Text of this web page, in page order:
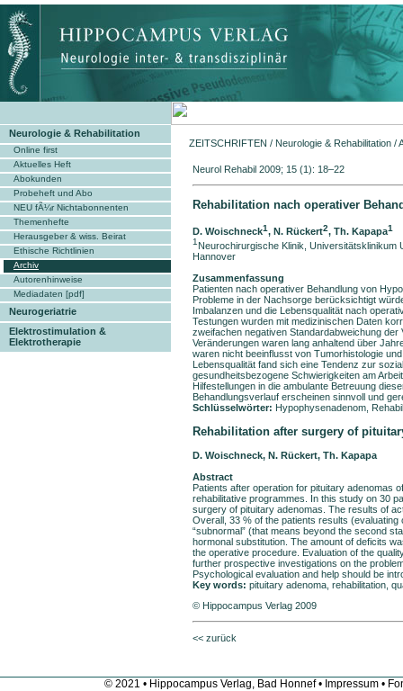
Neurologie & Rehabilitation
Online first
Aktuelles Heft
Abokunden
Probeheft und Abo
NEU fÃ¼r Nichtabonnenten
Themenhefte
Herausgeber & wiss. Beirat
Ethische Richtlinien
Archiv
Autorenhinweise
Mediadaten [pdf]
Neurogeriatrie
Elektrostimulation &
Elektrotherapie
ZEITSCHRIFTEN / Neurologie & Rehabilitation /
Neurol Rehabil 2009;
Rehabilitation nach operativer
D. Woischneck1, N. Rückert2, Th. Kapapa1
1Neurochirurgische Klinik, Universitätsklinikum
Hannover
Zusammenfassung
Patienten nach operativer Behandlung von
Probleme in der Nachsorge berücksichtigt
Imbalanzen und die Lebensqualität nach
Testungen wurden mit medizinischen Daten
zweifachen negativen Standardabweichung
Veränderungen waren lang anhaltend über
waren nicht beeinflusst von Tumorhistologie
Lebensqualität fand sich eine Tendenz zur
gesundheitsbezogene Schwierigkeiten am
Hilfestellungen in die ambulante Betreuung
Behandlungsverlauf erscheinen sinnvoll und
Schlüsselwörter: Hypophysenadenom,
Rehabilitation after surgery of
D. Woischneck, N. Rückert, Th. Kapapa
Abstract
Patients after operation for pituitary adenomas
rehabilitative programmes. In this study on 30
surgery of pituitary adenomas. The results of
Overall, 33 % of the patients results
“subnormal” (that means beyond the second
hormonal substitution. The amount of deficits
the operative procedure. Evaluation of the
further prospective investigations on the
Psychological evaluation and help should be
Key words: pituitary adenoma, rehabilitation,
© Hippocampus Verlag 2009
<< zurück
© 2021 • Hippocampus Verlag, Bad Honnef • Impressum •